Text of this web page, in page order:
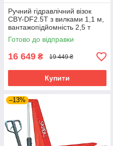
Ручний гідравлічний візок
CBY-DF2.5T з вилками 1,1 м,
вантажопідйомність 2,5 т
Готово до відправки
16 649 ₴ 19 449 ₴
Купити
–13%